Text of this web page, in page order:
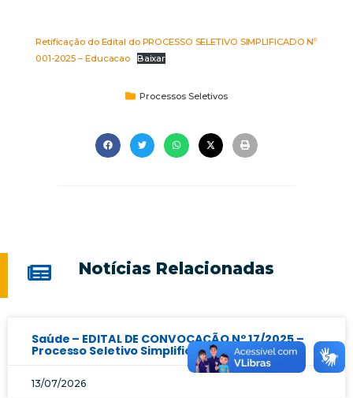
Retificação do Edital do PROCESSO SELETIVO SIMPLIFICADO Nº
001-2025 – Educacao
Baixar
Processos Seletivos
Notícias Relacionadas
Saúde – EDITAL DE CONVOCAÇÃO Nº 17/2025 –
Processo Seletivo Simplificado
13/07/2026